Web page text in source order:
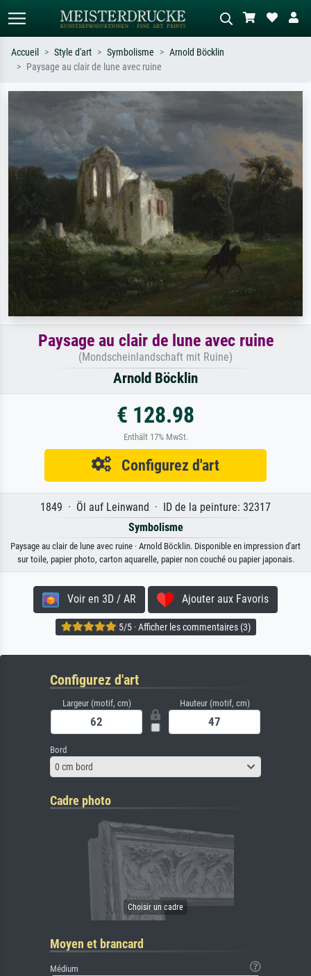
Recherchez par artiste, titre ou style –
ex. Monet, Nuit étoilée,
impressionnisme, vague de Hokusai,
tableau sombre, nu debout près d'un
Accueil Style d'art Symbolisme
Arnold Böcklin
Paysage au clair de lune avec ruine
Paysage au clair de lune avec ruine
(Mondscheinlandschaft mit Ruine)
Arnold Böcklin
€ 128.98
Enthält 17% MwSt.
Configurez d'art
1849 · Öl auf Leinwand · ID de la peinture: 32317
Symbolisme
Paysage au clair de lune avec ruine · Arnold Böcklin. Disponible en impression d'art
sur toile, papier photo, carton aquarelle, papier non couché ou papier japonais.
Voir en 3D / AR Ajouter aux Favoris
5/5 · Afficher les commentaires (3)
Configurez d'art
Largeur (motif, cm) Hauteur (motif, cm)
Bord
0 cm bord
Cadre photo
Moyen et brancard
Médium